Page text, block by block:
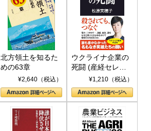
北方領土を知るた
めの63章
¥2,640（税込）
ウクライナ企業の
死闘 (産経セレク
ト S 039)¥1,210（税込）